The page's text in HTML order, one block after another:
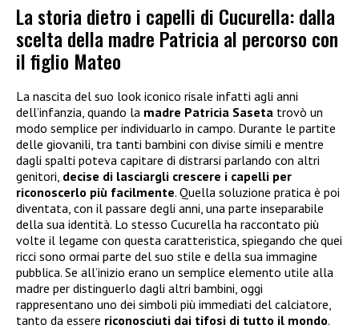
La storia dietro i capelli di Cucurella: dalla
scelta della madre Patricia al percorso con
il figlio Mateo
La nascita del suo look iconico risale infatti agli anni
dell’infanzia, quando la madre Patricia Saseta trovò un
modo semplice per individuarlo in campo. Durante le partite
delle giovanili, tra tanti bambini con divise simili e mentre
dagli spalti poteva capitare di distrarsi parlando con altri
genitori, decise di lasciargli crescere i capelli per
riconoscerlo più facilmente. Quella soluzione pratica è poi
diventata, con il passare degli anni, una parte inseparabile
della sua identità. Lo stesso Cucurella ha raccontato più
volte il legame con questa caratteristica, spiegando che quei
ricci sono ormai parte del suo stile e della sua immagine
pubblica. Se all’inizio erano un semplice elemento utile alla
madre per distinguerlo dagli altri bambini, oggi
rappresentano uno dei simboli più immediati del calciatore,
tanto da essere riconosciuti dai tifosi di tutto il mondo.